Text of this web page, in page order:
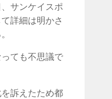
サンケイスポ
詳細は明かさ
ても不思議で
訴えたため都